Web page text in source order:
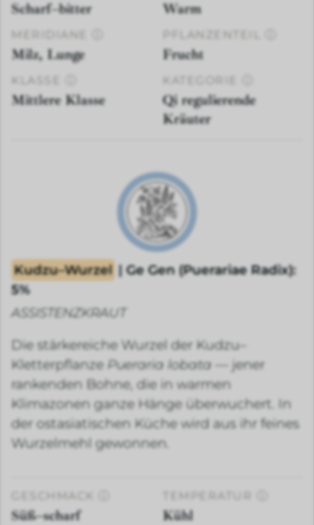
Scharf–bitter Warm
MERIDIANE
Milz, Lunge
PFLANZENTEIL
Frucht
KLASSE
Mittlere Klasse
KATEGORIE
Qi regulierende
Kräuter
Kudzu–Wurzel | Ge Gen (Puerariae Radix):
5%
ASSISTENZKRAUT
Die stärkereiche Wurzel der Kudzu–
Kletterpflanze Pueraria lobata — jener
rankenden Bohne, die in warmen
Klimazonen ganze Hänge überwuchert. In
der ostasiatischen Küche wird aus ihr feines
Wurzelmehl gewonnen.
GESCHMACK
Süß–scharf Kühl